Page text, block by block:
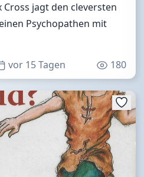
jagt den cleversten
Psychopathen mit
vor 15 Tagen 180